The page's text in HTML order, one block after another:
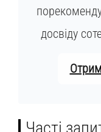
досвіду